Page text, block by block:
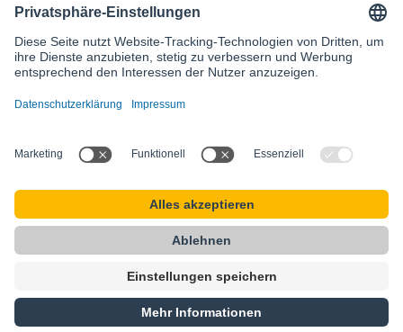
AGB
Kontakt
Besuchen Sie unsere internationale Website
SIKLA INTERNATIONAL
Sitemap Datenschutz
Privacy Settings